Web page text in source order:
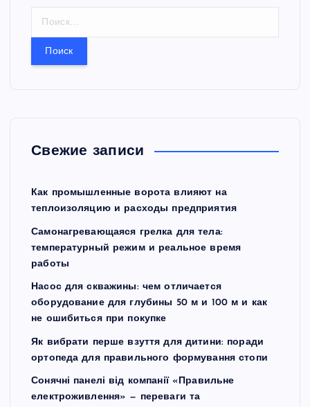
Свежие записи
Как промышленные ворота влияют на
теплоизоляцию и расходы предприятия
Самонагревающаяся грелка для тела:
температурный режим и реальное время
работы
Насос для скважины: чем отличается
оборудование для глубины 50 м и 100 м и как
не ошибиться при покупке
Як вибрати перше взуття для дитини: поради
ортопеда для правильного формування стопи
Сонячні панелі від компанії «Правильне
електроживлення» — переваги та